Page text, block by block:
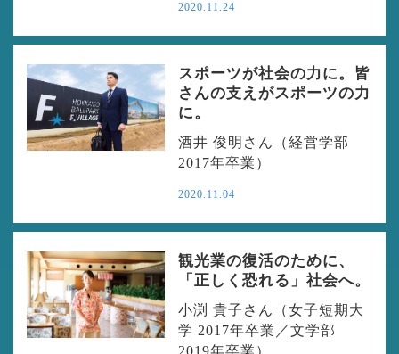
2020.11.24
スポーツが社会の力に。皆
さんの支えがスポーツの力
に。
酒井 俊明さん（経営学部
2017年卒業）
2020.11.04
観光業の復活のために、
「正しく恐れる」社会へ。
小渕 貴子さん（女子短期大
学 2017年卒業／文学部